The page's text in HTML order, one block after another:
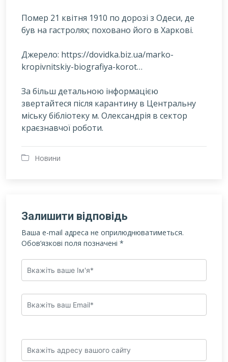
Помер 21 квітня 1910 по дорозі з Одеси, де
був на гастролях; поховано його в Харкові.
Джерело: https://dovidka.biz.ua/marko-
kropivnitskiy-biografiya-korot…
За більш детальною інформацією
звертайтеся після карантину в Центральну
міську бібліотеку м. Олександрія в сектор
краєзнавчої роботи.
Новини
Залишити відповідь
Ваша e-mail адреса не оприлюднюватиметься.
Обов’язкові поля позначені *